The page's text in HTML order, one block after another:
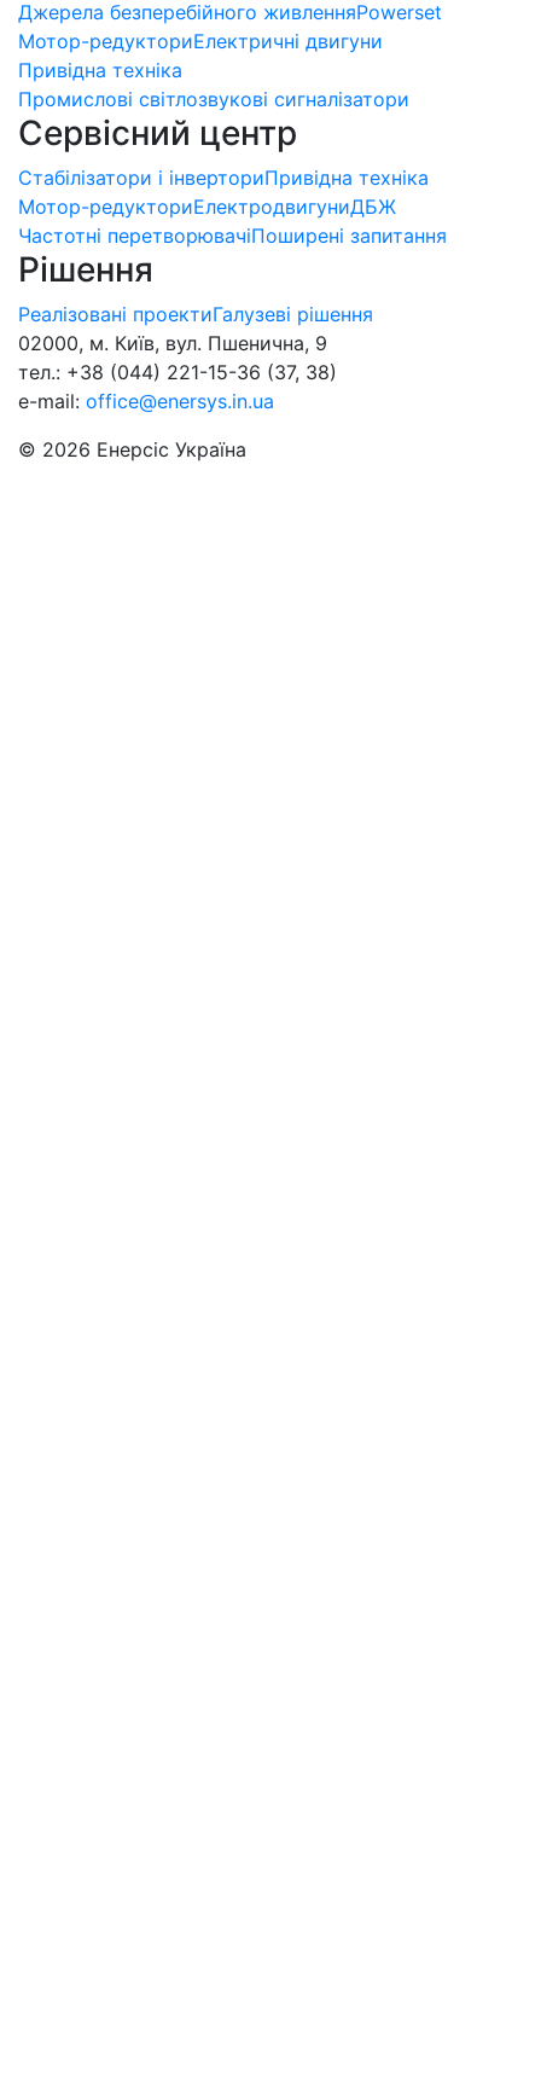
Джерела безперебійного живленняPowerset
Мотор-редукториЕлектричні двигуни
Привідна техніка
Промислові світлозвукові сигналізатори
Сервісний центр
Стабілізатори і інверториПривідна техніка
Мотор-редукториЕлектродвигуниДБЖ
Частотні перетворювачіПоширені запитання
Рішення
Реалізовані проектиГалузеві рішення
02000, м. Київ, вул. Пшенична, 9
тел.: +38 (044) 221-15-36 (37, 38)
e-mail: office@enersys.in.ua
© 2026 Енерсіс Україна